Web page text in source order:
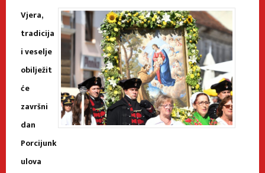
Vjera,
tradicija
i veselje
obilježit
će
završni
dan
Porcijunk
ulova